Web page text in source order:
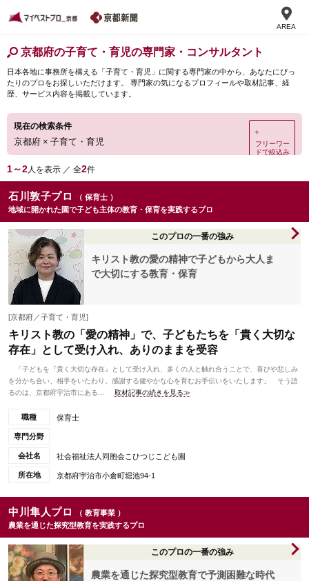
AREA
京都府の子育て・育児の専門家・コンサルタント
日本各地に事務所を構える「子育て・育児」に関する専門家の中から、あなたにぴっ
たりのプロをお探しいただけます。 専門家の気になるプロフィールや取材記事、経
歴、サービス内容を掲載しています。
現在の検索条件
京都府 × 子育て・育児
＋
フリーワー
ドで絞込み
1～2人を表示 ／ 全2件
石川敦子プロ
（ 保育士 ）
地域に開かれた園で子ども主体の教育・保育を実践するプロ
このプロの一番の強み
キリスト教の愛の精神で子どもから大人ま
で大切にする教育・保育
[京都府／子育て・育児]
キリスト教の「愛の精神」で、子どもたちを「貴く大切な
存在」として受け入れ、ありのままを受容
「子どもを『貴く大切な存在』として受け入れ、多くの人と触れ合うことで、喜びや悲しみ
を分かち合い、相手をいたわり、感謝する健やかな心を育むお手伝いをいたします」 そう語
るのは、京都府宇治市にある...
取材記事の続きを見る≫
職種 保育士
専門分野
会社名 社会福祉法人同胞会こひつじこども園
所在地 京都府宇治市小倉町堀池94-1
中川隼人プロ
（ 教育事業 ）
農業を通じた探究型教育を実践するプロ
このプロの一番の強み
農業を通じた探究型教育で予測困難な時代